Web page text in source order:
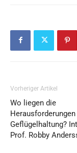
Vorheriger Artikel
Wo liegen die
Geflügelhaltung?
Prof. Robby